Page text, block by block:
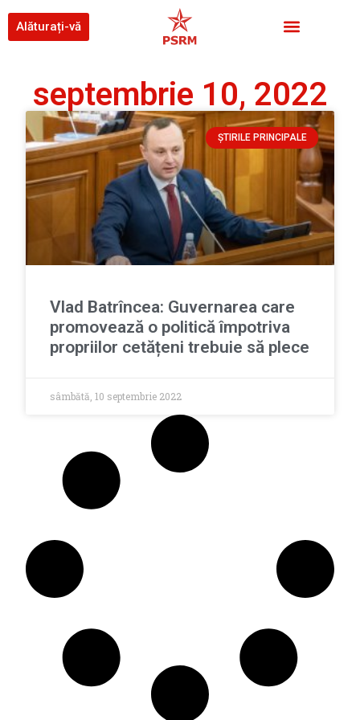
Alăturați-vă
septembrie 10, 2022
ȘTIRILE PRINCIPALE
Vlad Batrîncea: Guvernarea care
promovează o politică împotriva
propriilor cetățeni trebuie să plece
sâmbătă, 10 septembrie 2022